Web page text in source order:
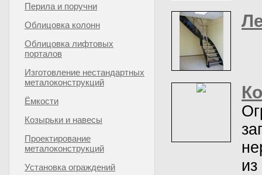
Перила и поручни
Облицовка колонн
Облицовка лифтовых
порталов
Изготовление нестандартных
металоконструкций
Ёмкости
Козырьки и навесы
Проектирование
металоконструкций
Установка ограждений
из